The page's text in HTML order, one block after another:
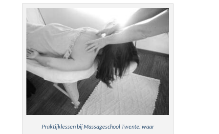
Praktijklessen bij Massageschool Twente: waar